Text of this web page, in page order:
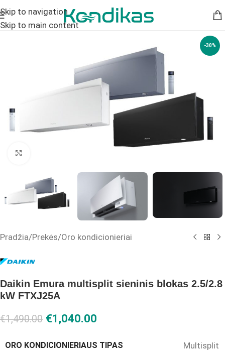
Skip to navigation
Skip to main content
-30%
Pradžia/Prekės/Oro kondicionieriai
Daikin Emura multisplit sieninis blokas 2.5/2.8
kW FTXJ25A
€1,490.00 €1,040.00
ORO KONDICIONIERIAUS TIPAS Multisplit